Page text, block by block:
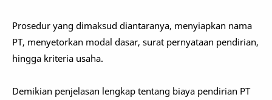
Prosedur yang dimaksud diantaranya, menyiapkan nama
PT, menyetorkan modal dasar, surat pernyataan pendirian,
hingga kriteria usaha.
Demikian penjelasan lengkap tentang biaya pendirian PT